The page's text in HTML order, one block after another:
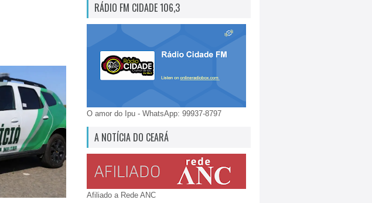
RÁDIO FM CIDADE 106,3
O amor do Ipu - WhatsApp: 99937-8797
A NOTÍCIA DO CEARÁ
Afiliado a Rede ANC